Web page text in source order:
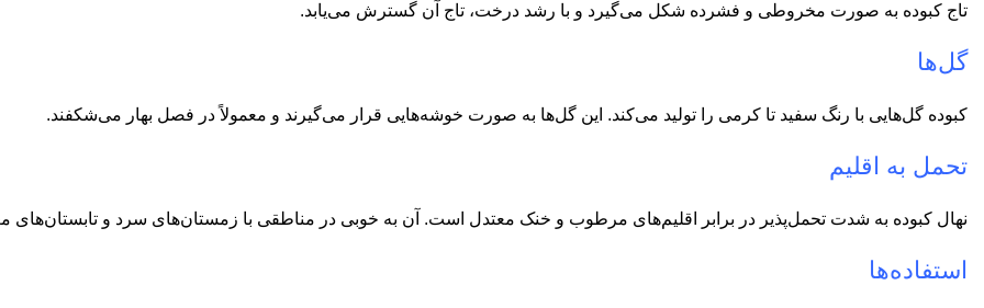
تاج کبوده به صورت مخروطی و فشرده شکل می‌گیرد و با رشد درخت، تاج آن گسترش می‌یابد.
گل‌ها
کبوده گل‌هایی با رنگ سفید تا کرمی را تولید می‌کند. این گل‌ها به صورت خوشه‌هایی قرار می‌گیرند و معمولاً در فصل بهار می‌شکفند.
تحمل به اقلیم
نهال کبوده به شدت تحمل‌پذیر در برابر اقلیم‌های مرطوب و خنک معتدل است. آن به خوبی در مناطقی با زمستان‌های سرد و تابستان‌های
استفاده‌ها